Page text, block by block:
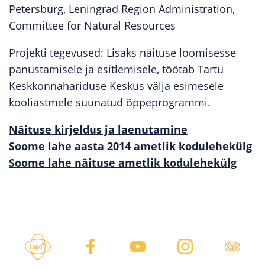
Petersburg, Leningrad Region Administration,
Committee for Natural Resources
Projekti tegevused: Lisaks näituse loomisesse
panustamisele ja esitlemisele, töötab Tartu
Keskkonnahariduse Keskus välja esimesele
kooliastmele suunatud õppeprogrammi.
Näituse kirjeldus ja laenutamine
Soome lahe aasta 2014 ametlik kodulehekülg
Soome lahe näituse ametlik kodulehekülg